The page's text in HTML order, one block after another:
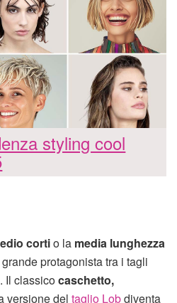
styling cool
cortio la media lunghezza
protagonista tra i tagli
Il classicocaschetto,
versione del taglio Lobdiventa